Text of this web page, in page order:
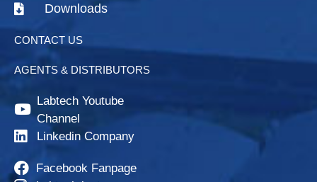
Downloads
CONTACT US
AGENTS & DISTRIBUTORS
Labtech Youtube
Channel
Linkedin Company
Facebook Fanpage